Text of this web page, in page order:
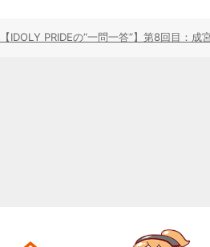
【IDOLY PRIDEの“一問一答”】第8回目：